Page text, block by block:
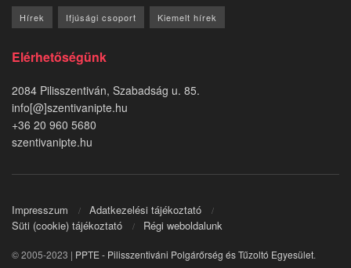
Hírek Ifjúsági csoport Kiemelt hírek
Elérhetőségünk
2084 Pilisszentiván, Szabadság u. 85.
info[@]szentivanipte.hu
+36 20 960 5680
szentivanipte.hu
Impresszum
Adatkezelési tájékoztató
Süti (cookie) tájékoztató
Régi weboldalunk
© 2005-2023 | PPTE - Pilisszentiváni Polgárőrség és Tűzoltó Egyesület.